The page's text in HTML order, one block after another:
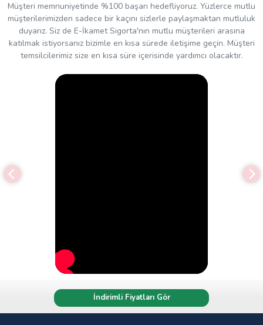
Müşteri memnuniyetinde %100 başarı hedefliyoruz. Yüzlerce mutlu
müşterilerimizden sadece bir kaçını sizlerle paylaşmaktan mutluluk
duyarız. Siz de E-İkamet Sigorta'nın mutlu müşterileri arasına
katılmak istiyorsanız bizimle en kısa sürede iletişime geçin. Müşteri
temsilcilerimiz size en kısa süre içerisinde yardımcı olacaktır.
İndirimli Fiyatları Gör